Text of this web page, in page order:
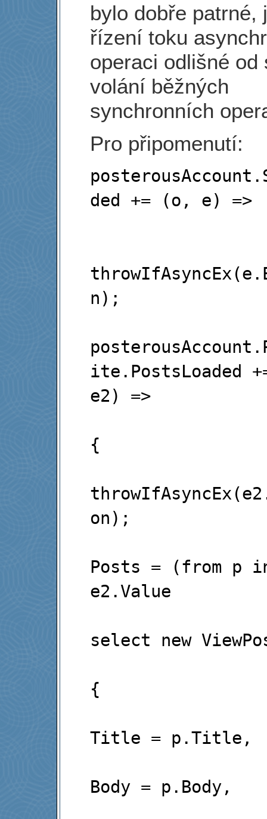
bylo dobře patrné,
řízení toku
operaci odlišné od
volání běžných
synchronních
Pro připomenutí:
ded += (o, e) =>
n);
ite.PostsLoaded
e2) =>
{
on);
Posts = (from p
e2.Value
select new
{
Title = p.Title,
Body = p.Body,